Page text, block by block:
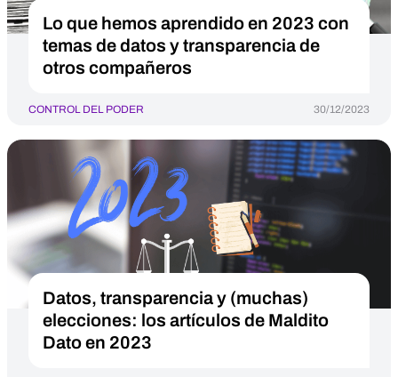
Lo que hemos aprendido en 2023 con
temas de datos y transparencia de
otros compañeros
CONTROL DEL PODER 30/12/2023
Datos, transparencia y (muchas)
elecciones: los artículos de Maldito
Dato en 2023